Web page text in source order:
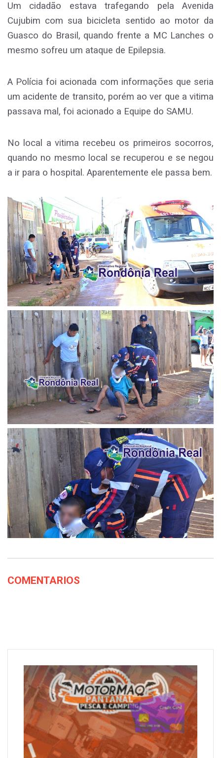
Um cidadão estava trafegando pela Avenida
Cujubim com sua bicicleta sentido ao motor da
Guasco do Brasil, quando frente a MC Lanches o
mesmo sofreu um ataque de Epilepsia.
A Polícia foi acionada com informações que seria
um acidente de transito, porém ao ver que a vitima
passava mal, foi acionado a Equipe do SAMU.
No local a vitima recebeu os primeiros socorros,
quando no mesmo local se recuperou e se negou
a ir para o hospital. Aparentemente ele passa bem.
COMENTARIOS